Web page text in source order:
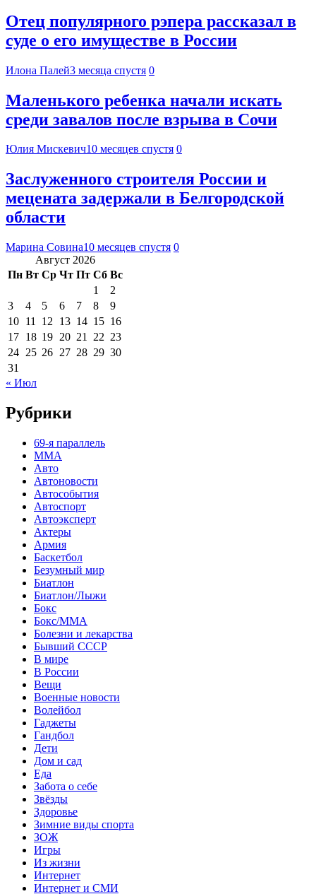
Отец популярного рэпера рассказал в
суде о его имуществе в России
Илона Палей3 месяца спустя 0
Маленького ребенка начали искать
среди завалов после взрыва в Сочи
Юлия Мискевич10 месяцев спустя 0
Заслуженного строителя России и
мецената задержали в Белгородской
области
Марина Совина10 месяцев спустя 0
Август 2026
Пн Вт Ср Чт Пт Сб Вс
1
2
3
4 5 6 7 8
9
10 11 12 13 14 15 16
17 18 19 20 21 22 23
24 25 26 27 28 29 30
31
« Июл
Рубрики
69-я параллель
MMA
Авто
Автоновости
Автособытия
Автоспорт
Автоэксперт
Актеры
Армия
Баскетбол
Безумный мир
Биатлон
Биатлон/Лыжи
Бокс
Бокс/MMA
Болезни и лекарства
Бывший СССР
В мире
В России
Вещи
Военные новости
Волейбол
Гаджеты
Гандбол
Дети
Дом и сад
Еда
Забота о себе
Звёзды
Здоровье
Зимние виды спорта
ЗОЖ
Игры
Из жизни
Интернет
Интернет и СМИ